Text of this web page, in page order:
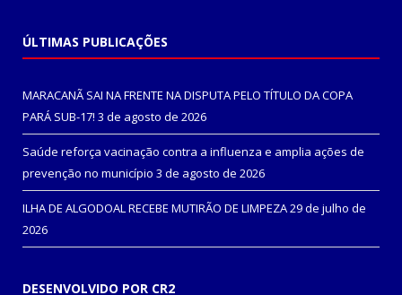
ÚLTIMAS PUBLICAÇÕES
MARACANÃ SAI NA FRENTE NA DISPUTA PELO TÍTULO DA COPA
PARÁ SUB-17! 3 de agosto de 2026
Saúde reforça vacinação contra a influenza e amplia ações de
prevenção no município 3 de agosto de 2026
ILHA DE ALGODOAL RECEBE MUTIRÃO DE LIMPEZA29 de julho de
2026
DESENVOLVIDO POR CR2